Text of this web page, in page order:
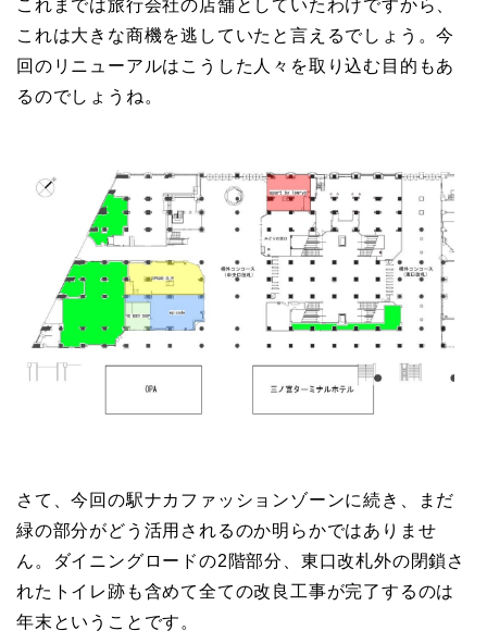
これまでは旅行会社の店舗としていたわけですから、
これは大きな商機を逃していたと言えるでしょう。今
回のリニューアルはこうした人々を取り込む目的もあ
るのでしょうね。
さて、今回の駅ナカファッションゾーンに続き、まだ
緑の部分がどう活用されるのか明らかではありませ
ん。ダイニングロードの2階部分、東口改札外の閉鎖さ
れたトイレ跡も含めて全ての改良工事が完了するのは
年末ということです。